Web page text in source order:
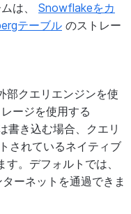
は、 Snowflakeをカ
テーブル のストレー
部クエリエンジンを使
ージを使用する
書き込む場合、クエリ
されているネイティブ
。デフォルトでは、
ーネットを通過できま